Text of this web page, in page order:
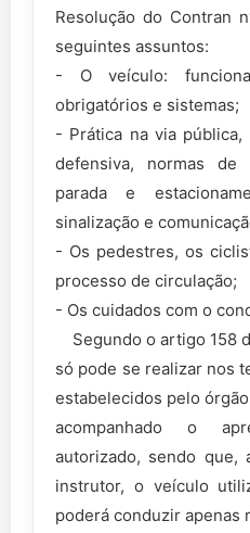
Resolução do Contran
seguintes assuntos:
- O veículo:
obrigatórios e sistemas;
- Prática na via
defensiva, normas de
parada e
sinalização e
- Os pedestres, os
processo de circulação;
- Os cuidados com o
Segundo o artigo 158
só pode se realizar nos
estabelecidos pelo
acompanhado o
autorizado, sendo que,
instrutor, o veículo
poderá conduzir apenas